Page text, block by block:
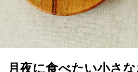
月夜に食べたい小さ